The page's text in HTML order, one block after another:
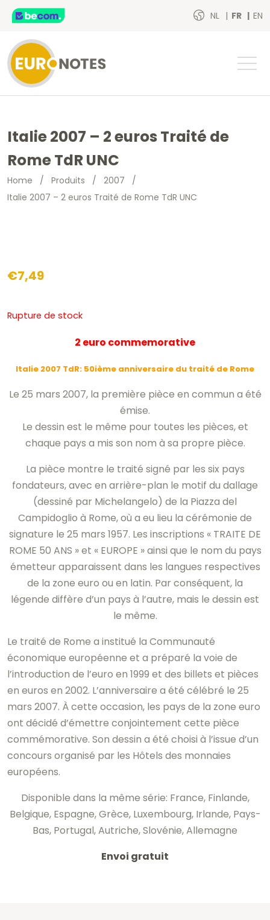
NL FR EN
Italie 2007 – 2 euros Traité de
Rome TdR UNC
Home / Produits / 2007 /
Italie 2007 – 2 euros Traité de Rome TdR UNC
€7,49
Rupture de stock
2 euro commemorative
Italie 2007 TdR: 50ième anniversaire du traité de Rome
Le 25 mars 2007, la première pièce en commun a été
émise.
Le dessin est le même pour toutes les pièces, et
chaque pays a mis son nom à sa propre pièce.
La pièce montre le traité signé par les six pays
fondateurs, avec en arrière-plan le motif du dallage
(dessiné par Michelangelo) de la Piazza del
Campidoglio à Rome, où a eu lieu la cérémonie de
signature le 25 mars 1957. Les inscriptions « TRAITE DE
ROME 50 ANS » et « EUROPE » ainsi que le nom du pays
émetteur apparaissent dans les langues respectives
de la zone euro ou en latin. Par conséquent, la
légende diffère d’un pays à l’autre, mais le dessin est
le même.
Le traité de Rome a institué la Communauté
économique européenne et a préparé la voie de
l’introduction de l’euro en 1999 et des billets et pièces
en euros en 2002. L’anniversaire a été célébré le 25
mars 2007. À cette occasion, les pays de la zone euro
ont décidé d’émettre conjointement cette pièce
commémorative. Son dessin a été choisi à l’issue d’un
concours organisé par les Hôtels des monnaies
européens.
Disponible dans la même série: France, Finlande,
Belgique, Espagne, Grèce, Luxembourg, Irlande, Pays-
Bas, Portugal, Autriche, Slovénie, Allemagne
Envoi gratuit